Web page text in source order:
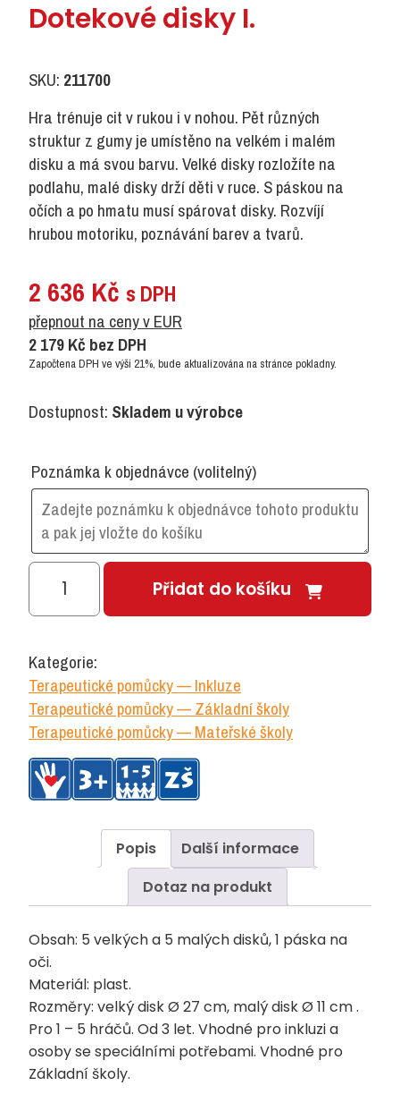
Dotekové disky I.
SKU: 211700
Hra trénuje cit v rukou i v nohou. Pět různých
struktur z gumy je umístěno na velkém i malém
disku a má svou barvu. Velké disky rozložíte na
podlahu, malé disky drží děti v ruce. S páskou na
očích a po hmatu musí spárovat disky. Rozvíjí
hrubou motoriku, poznávání barev a tvarů.
2 636 Kč s DPH
přepnout na ceny v EUR
2 179Kč bez DPH
Započtena DPH ve výši 21%, bude aktualizována na stránce pokladny.
Dostupnost: Skladem u výrobce
Poznámka k objednávce (volitelný)
Dotekové
disky
množství
Přidat do košíku
Kategorie:
Terapeutické pomůcky — Inkluze
Terapeutické pomůcky — Základní školy
Terapeutické pomůcky — Mateřské školy
Popis
Další informace
Dotaz na produkt
Obsah: 5 velkých a 5 malých disků, 1 páska na
oči.
Materiál: plast.
Rozměry: velký disk Ø 27 cm, malý disk Ø 11 cm .
Pro 1 – 5 hráčů. Od 3 let. Vhodné pro inkluzi a
osoby se speciálními potřebami. Vhodné pro
Základní školy.